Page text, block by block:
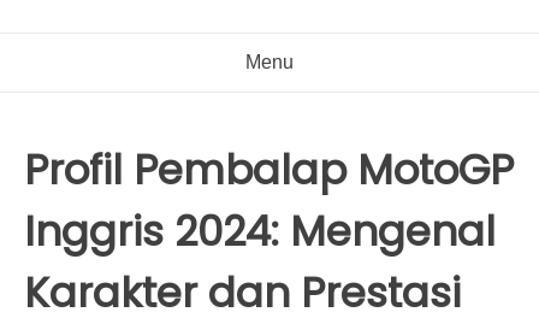
Menu
Profil Pembalap MotoGP
Inggris 2024: Mengenal
Karakter dan Prestasi